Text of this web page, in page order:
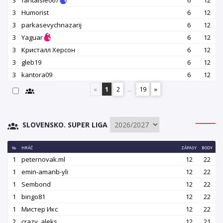
3
Humorist 6
12
3
parkasevychnazarij 6
12
3
Yaguar 6
12
3
Кристалл Херсон 6
12
3
gleb19 6
12
3
kantora09 6
12
«
1 2 ... 19 »
SLOVENSKO. SUPER LIGA
№ HRÁČ ZÁPASY BODY
1 peternovak.ml 12
22
1
emin-amanb-yli 12
22
1
Sembond 12
22
1
bingo81 12
22
1
Мистер Икс 12
22